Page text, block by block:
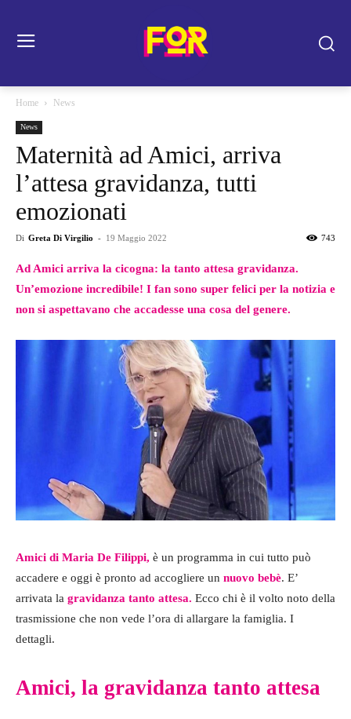
Home News
News
Maternità ad Amici, arriva
l’attesa gravidanza, tutti
emozionati
Di Greta Di Virgilio - 19 Maggio 2022 743
Ad Amici arriva la cicogna: la tanto attesa gravidanza.
Un’emozione incredibile! I fan sono super felici per la notizia e
non si aspettavano che accadesse una cosa del genere.
Amici di Maria De Filippi, è un programma in cui tutto può
accadere e oggi è pronto ad accogliere un nuovo bebè. E’
arrivata la gravidanza tanto attesa. Ecco chi è il volto noto della
trasmissione che non vede l’ora di allargare la famiglia. I
dettagli.
Amici, la gravidanza tanto attesa